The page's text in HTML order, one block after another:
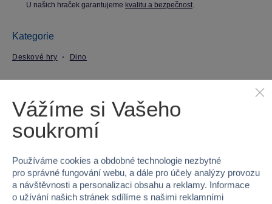
U našich hraček garantujeme kvalitu a bezpečnost.
Kategorie
Deskové hry Dino
Značka Dino
Vážíme si Vašeho
soukromí
Používáme cookies a obdobné technologie nezbytné
pro správné fungování webu, a dále pro účely analýzy provozu
a návštěvnosti a personalizaci obsahu a reklamy. Informace
o užívání našich stránek sdílíme s našimi reklamními